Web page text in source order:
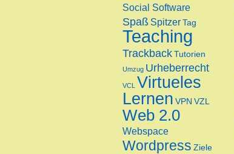
Social Software
Spaß SpitzerTag
Teaching
TrackbackTutorien
Umzug Urheberrecht
VCL Virtueles
Lernen VPN VZL
Web 2.0
Webspace
Wordpress Ziele